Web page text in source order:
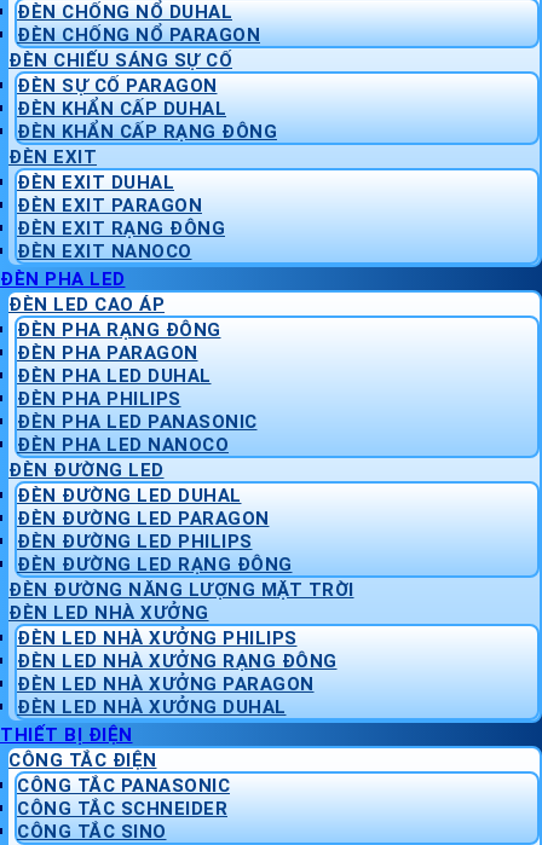
ĐÈN CHỐNG NỔ DUHAL
ĐÈN CHỐNG NỔ PARAGON
ĐÈN CHIẾU SÁNG SỰ CỐ
ĐÈN SỰ CỐ PARAGON
ĐÈN KHẨN CẤP DUHAL
ĐÈN KHẨN CẤP RẠNG ĐÔNG
ĐÈN EXIT
ĐÈN EXIT DUHAL
ĐÈN EXIT PARAGON
ĐÈN EXIT RẠNG ĐÔNG
ĐÈN EXIT NANOCO
ĐÈN PHA LED
ĐÈN LED CAO ÁP
ĐÈN PHA RẠNG ĐÔNG
ĐÈN PHA PARAGON
ĐÈN PHA LED DUHAL
ĐÈN PHA PHILIPS
ĐÈN PHA LED PANASONIC
ĐÈN PHA LED NANOCO
ĐÈN ĐƯỜNG LED
ĐÈN ĐƯỜNG LED DUHAL
ĐÈN ĐƯỜNG LED PARAGON
ĐÈN ĐƯỜNG LED PHILIPS
ĐÈN ĐƯỜNG LED RẠNG ĐÔNG
ĐÈN ĐƯỜNG NĂNG LƯỢNG MẶT TRỜI
ĐÈN LED NHÀ XƯỞNG
ĐÈN LED NHÀ XƯỞNG PHILIPS
ĐÈN LED NHÀ XƯỞNG RẠNG ĐÔNG
ĐÈN LED NHÀ XƯỞNG PARAGON
ĐÈN LED NHÀ XƯỞNG DUHAL
THIẾT BỊ ĐIỆN
CÔNG TẮC ĐIỆN
CÔNG TẮC PANASONIC
CÔNG TẮC SCHNEIDER
CÔNG TẮC SINO